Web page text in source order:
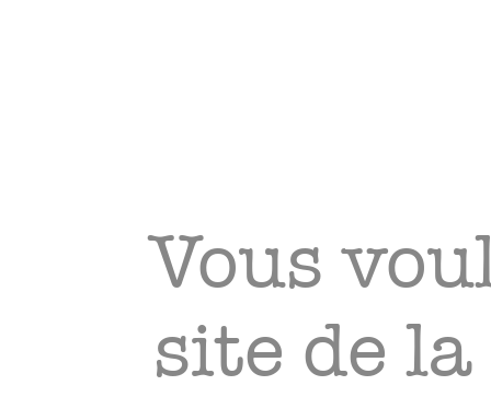
Vous
site de